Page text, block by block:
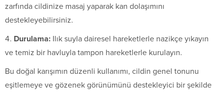
zarfında cildinize masaj yaparak kan dolaşımını
destekleyebilirsiniz.
Durulama: Ilık suyla dairesel hareketlerle nazikçe yıkayın
ve temiz bir havluyla tampon hareketlerle kurulayın.
Bu doğal karışımın düzenli kullanımı, cildin genel tonunu
eşitlemeye ve gözenek görünümünü destekleyici bir şekilde